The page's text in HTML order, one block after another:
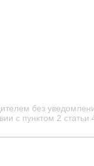
без
с пунктом 2 статьи